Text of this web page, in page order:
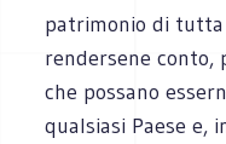
patrimonio di tutta
rendersene conto,
che possano
qualsiasi Paese e,